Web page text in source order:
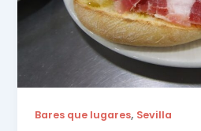
Bares que lugares, Sevilla